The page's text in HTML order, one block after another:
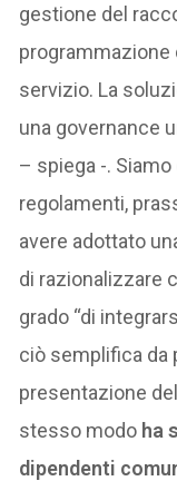
gestione del
servizio. La
una governance
– spiega -.
regolamenti,
avere adottato
di razionalizzare
grado “di
ciò semplifica da
presentazione
stesso modo ha
dipendenti